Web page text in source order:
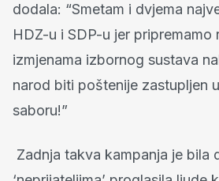
dodala: “Smetam i dvjema
HDZ-u i SDP-u jer pripremamo
izmjenama izbornog sustava
narod biti poštenije zastupljen
saboru!”
Zadnja takva kampanja je bila